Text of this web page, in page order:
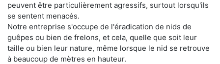
peuvent être particulièrement agressifs, surtout lorsqu'ils
se sentent menacés.
Notre entreprise s'occupe de l'éradication de nids de
guêpes ou bien de frelons, et cela, quelle que soit leur
taille ou bien leur nature, même lorsque le nid se retrouve
à beaucoup de mètres en hauteur.